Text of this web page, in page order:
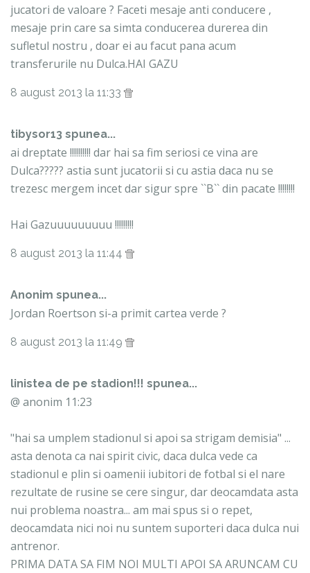
jucatori de valoare ? Faceti mesaje anti conducere ,
mesaje prin care sa simta conducerea durerea din
sufletul nostru , doar ei au facut pana acum
transferurile nu Dulca.HAI GAZU
8 august 2013 la 11:33
tibysor13 spunea...
ai dreptate !!!!!!!!!! dar hai sa fim seriosi ce vina are
Dulca????? astia sunt jucatorii si cu astia daca nu se
trezesc mergem incet dar sigur spre ``B`` din pacate !!!!!!!!
Hai Gazuuuuuuuuu !!!!!!!!!
8 august 2013 la 11:44
Anonim spunea...
Jordan Roertson si-a primit cartea verde ?
8 august 2013 la 11:49
linistea de pe stadion!!! spunea...
@ anonim 11:23
"hai sa umplem stadionul si apoi sa strigam demisia" ...
asta denota ca nai spirit civic, daca dulca vede ca
stadionul e plin si oamenii iubitori de fotbal si el nare
rezultate de rusine se cere singur, dar deocamdata asta
nui problema noastra... am mai spus si o repet,
deocamdata nici noi nu suntem suporteri daca dulca nui
antrenor.
PRIMA DATA SA FIM NOI MULTI APOI SA ARUNCAM CU